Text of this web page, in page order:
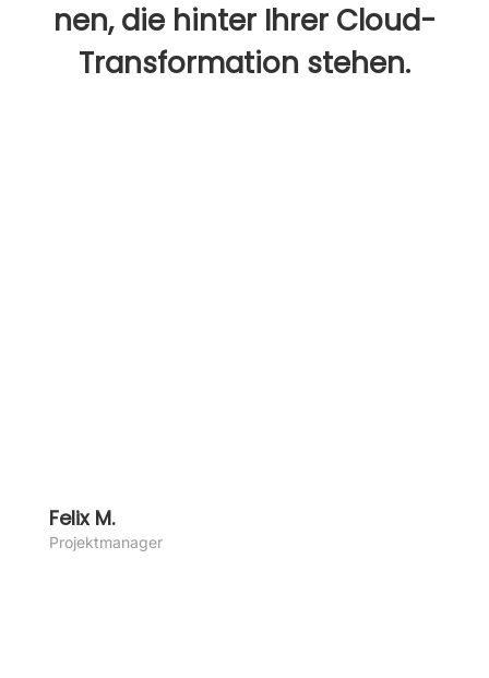
nen, die hin­ter Ihrer Cloud-
Trans­for­ma­ti­on ste­hen.
Felix M.
Pro­jekt­ma­na­ger